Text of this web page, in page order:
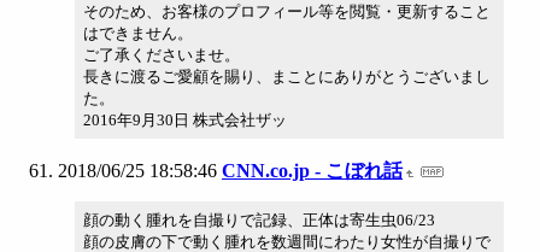
そのため、お客様のプロフィール等を閲覧・更新すること
はできません。
ご了承くださいませ。
長きに渡るご愛顧を賜り、まことにありがとうございまし
た。
2016年9月30日 株式会社ザッ
2018/06/25 18:58:46 CNN.co.jp - こぼれ話
顔の動く腫れを自撮りで記録、正体は寄生虫06/23
顔の皮膚の下で動く腫れを数週間にわたり女性が自撮りで